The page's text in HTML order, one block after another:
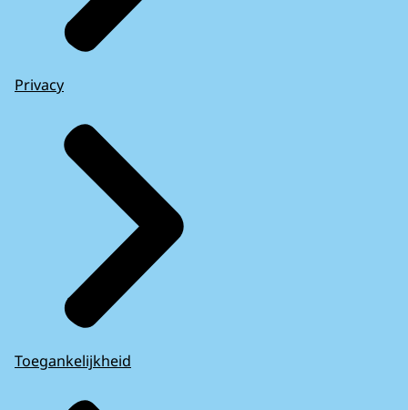
Privacy
Toegankelijkheid